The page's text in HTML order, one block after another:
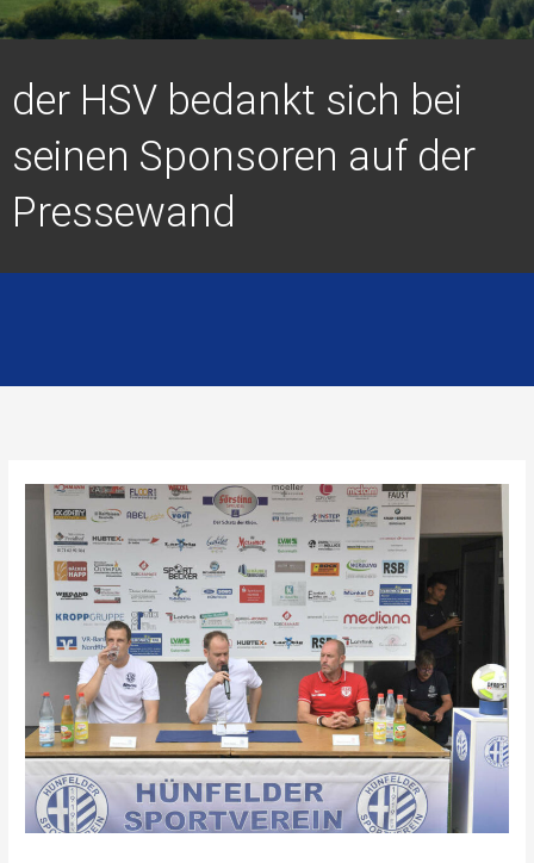
der HSV bedankt sich bei
seinen Sponsoren auf der
Pressewand